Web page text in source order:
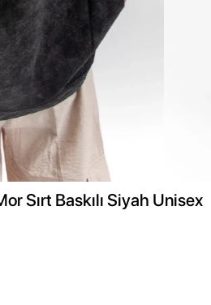
Sırt Baskılı Siyah Unisex